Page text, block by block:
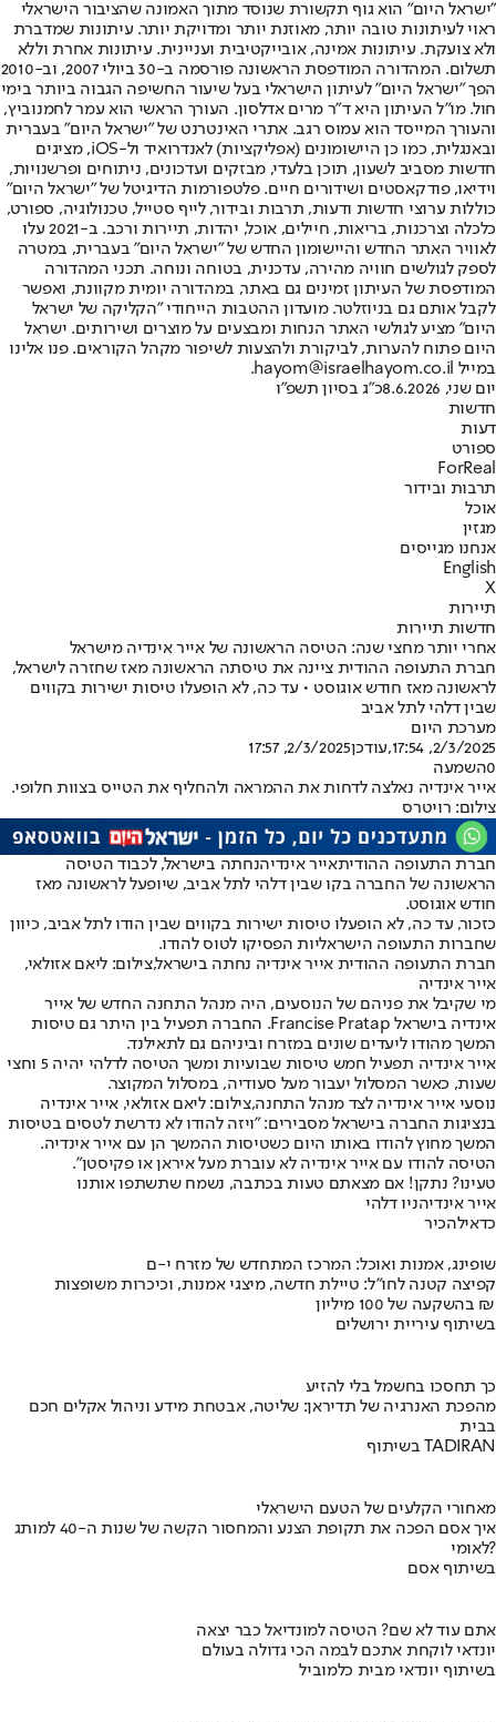
"ישראל היום" הוא גוף תקשורת שנוסד מתוך האמונה שהציבור הישראלי
ראוי לעיתונות טובה יותר, מאוזנת יותר ומדויקת יותר. עיתונות שמדברת
ולא צועקת. עיתונות אמינה, אובייקטיבית ועניינית. עיתונות אחרת וללא
תשלום. המהדורה המודפסת הראשונה פורסמה ב-30 ביולי 2007, וב-2010
הפך "ישראל היום" לעיתון הישראלי בעל שיעור החשיפה הגבוה ביותר בימי
חול. מו"ל העיתון היא ד"ר מרים אדלסון. העורך הראשי הוא עמר לחמנוביץ,
והעורך המייסד הוא עמוס רגב. אתרי האינטרנט של "ישראל היום" בעברית
ובאנגלית, כמו כן היישומונים (אפליקציות) לאנדרואיד ול-iOS, מציגים
חדשות מסביב לשעון, תוכן בלעדי, מבזקים ועדכונים, ניתוחים ופרשנויות,
וידיאו, פודקאסטים ושידורים חיים. פלטפורמות הדיגיטל של "ישראל היום"
כוללות ערוצי חדשות ודעות, תרבות ובידור, לייף סטייל, טכנולוגיה, ספורט,
כלכלה וצרכנות, בריאות, חיילים, אוכל, יהדות, תיירות ורכב. ב-2021 עלו
לאוויר האתר החדש והיישומון החדש של "ישראל היום" בעברית, במטרה
לספק לגולשים חוויה מהירה, עדכנית, בטוחה ונוחה. תכני המהדורה
המודפסת של העיתון זמינים גם באתר, במהדורה יומית מקוונת, ואפשר
לקבל אותם גם בניוזלטר. מועדון ההטבות הייחודי "הקליקה של ישראל
היום" מציע לגולשי האתר הנחות ומבצעים על מוצרים ושירותים. ישראל
היום פתוח להערות, לביקורת ולהצעות לשיפור מקהל הקוראים. פנו אלינו
במייל hayom@israelhayom.co.il.
יום שני, 8.6.2026
כ"ג בסיון תשפ"ו
חדשות
דעות
ספורט
ForReal
תרבות ובידור
אוכל
מגזין
אנחנו מגייסים
English
X
תיירות
חדשות תיירות
אחרי יותר מחצי שנה: הטיסה הראשונה של אייר אינדיה מישראל
חברת התעופה ההודית ציינה את טיסתה הראשונה מאז שחזרה לישראל,
לראשונה מאז חודש אוגוסט • עד כה, לא הופעלו טיסות ישירות בקווים
שבין דלהי לתל אביב
מערכת היום
2/3/2025, 17:54
,עודכן2/3/2025, 17:57
0השמעה
אייר אינדיה נאלצה לדחות את ההמראה ולהחליף את הטייס בצוות חלופי.
צילום: רויטרס
חברת התעופה ההודיתאייר אינדיהנחתה בישראל, לכבוד הטיסה
הראשונה של החברה בקו שבין דלהי לתל אביב, שיופעל לראשונה מאז
חודש אוגוסט.
כזכור, עד כה, לא הופעלו טיסות ישירות בקווים שבין הודו לתל אביב, כיוון
שחברות התעופה הישראליות הפסיקו לטוס להודו.
חברת התעופה ההודית אייר אינדיה נחתה בישראל,צילום: ליאם אזולאי,
אייר אינדיה
מי שקיבל את פניהם של הנוסעים, היה מנהל התחנה החדש של אייר
אינדיה בישראל Francise Pratap. החברה תפעיל בין היתר גם טיסות
המשך מהודו ליעדים שונים במזרח וביניהם גם לתאילנד.
אייר אינדיה תפעיל חמש טיסות שבועיות ומשך הטיסה לדלהי יהיה 5 וחצי
שעות, כאשר המסלול יעבור מעל סעודיה, במסלול המקוצר.
נוסעי אייר אינדיה לצד מנהל התחנה,צילום: ליאם אזולאי, אייר אינדיה
בנציגות החברה בישראל מסבירים: "ויזה להודו לא נדרשת לטסים בטיסות
המשך מחוץ להודו באותו היום כשטיסות ההמשך הן עם אייר אינדיה.
הטיסה להודו עם אייר אינדיה לא עוברת מעל איראן או פקיסטן".
טעינו? נתקן! אם מצאתם טעות בכתבה, נשמח שתשתפו אותנו
אייר אינדיהניו דלהי
כדאילהכיר
שופינג, אמנות ואוכל: המרכז המתחדש של מזרח י-ם
קפיצה קטנה לחו"ל: טיילת חדשה, מיצגי אמנות, וכיכרות משופצות
בהשקעה של 100 מיליון ₪
בשיתוף עיריית ירושלים
כך תחסכו בחשמל בלי להזיע
מהפכת האנרגיה של תדיראן: שליטה, אבטחת מידע וניהול אקלים חכם
בבית
בשיתוף TADIRAN
מאחורי הקלעים של הטעם הישראלי
איך אסם הפכה את תקופת הצנע והמחסור הקשה של שנות ה-40 למותג
לאומי?
בשיתוף אסם
אתם עוד לא שם? הטיסה למונדיאל כבר יצאה
יונדאי לוקחת אתכם לבמה הכי גדולה בעולם
בשיתוף יונדאי מבית כלמוביל